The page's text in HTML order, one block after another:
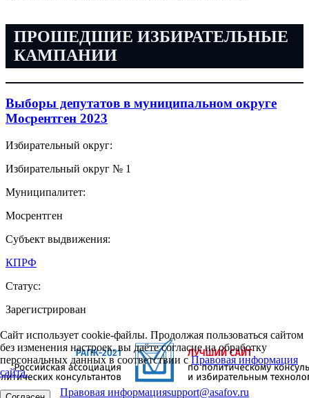
ПРОШЕДШИЕ ИЗБИРАТЕЛЬНЫЕ
КАМПАНИИ
Выборы депутатов в муниципальном округе
Мосрентген 2023
Избирательный округ:
Избирательный округ № 1
Муниципалитет:
Мосрентген
Субъект выдвижения:
КПРФ
Статус:
Зарегистрирован
Сайт использует cookie-файлы. Продолжая пользоваться сайтом
без изменения настроек, вы даёте согласие на обработку
персональных данных в соответствии сПравовая информация
сайта.
Правовая информацияsupport@asafov.ru